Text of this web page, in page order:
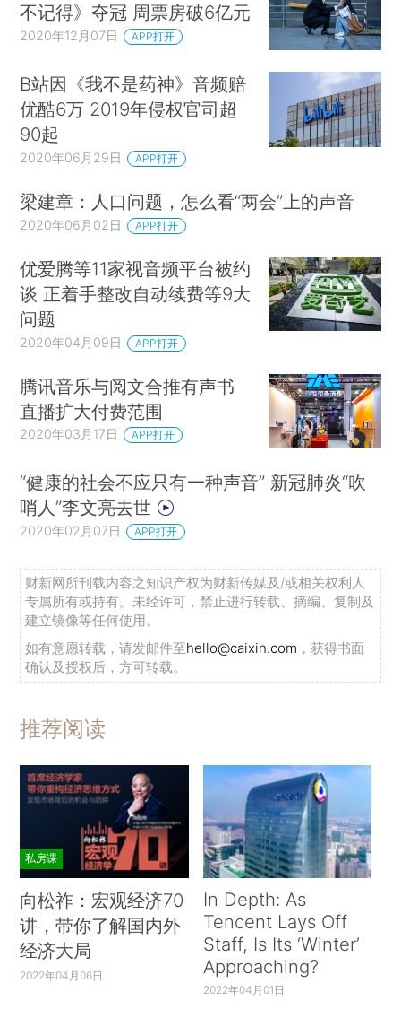
不记得》夺冠 周票房破6亿元
2020年12月07日 APP打开
B站因《我不是药神》音频赔
优酷6万 2019年侵权官司超
90起
2020年06月29日 APP打开
梁建章：人口问题，怎么看“两会”上的声音
2020年06月02日 APP打开
优爱腾等11家视音频平台被约
谈 正着手整改自动续费等9大
问题
2020年04月09日 APP打开
腾讯音乐与阅文合推有声书
直播扩大付费范围
2020年03月17日 APP打开
“健康的社会不应只有一种声音” 新冠肺炎“吹
哨人”李文亮去世
2020年02月07日 APP打开
财新网所刊载内容之知识产权为财新传媒及/或相关权利人
专属所有或持有。未经许可，禁止进行转载、摘编、复制及
建立镜像等任何使用。
如有意愿转载，请发邮件至hello@caixin.com ，获得书面
确认及授权后，方可转载。
推荐阅读
私房课
向松祚：宏观经济70
讲，带你了解国内外
经济大局
2022年04月06日
In Depth: As
Tencent Lays Off
Staff, Is Its ‘Winter’
Approaching?
2022年04月01日